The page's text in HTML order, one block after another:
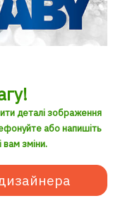
деталі зображення
або напишіть
вам зміни.